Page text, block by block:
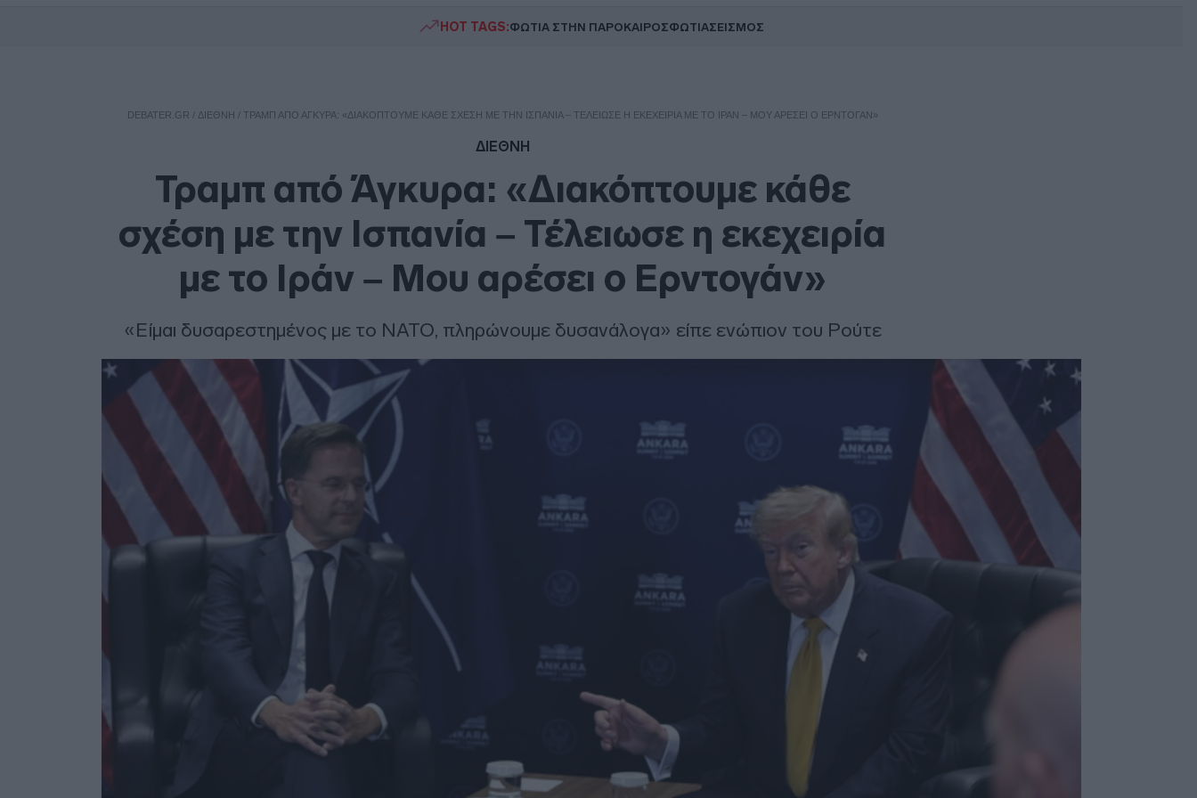
HOT TAGS:ΦΩΤΙΑ ΣΤΗΝ ΠΑΡΟΚΑΙΡΟΣΦΩΤΙΑΣΕΙΣΜΟΣ
DEBATER.GR / ΔΙΕΘΝΗ / ΤΡΑΜΠ ΑΠΌ ΆΓΚΥΡΑ: «ΔΙΑΚΌΠΤΟΥΜΕ ΚΆΘΕ ΣΧΈΣΗ ΜΕ ΤΗΝ ΙΣΠΑΝΊΑ – ΤΈΛΕΙΩΣΕ Η ΕΚΕΧΕΙΡΊΑ ΜΕ ΤΟ ΙΡΆΝ – ΜΟΥ ΑΡΈΣΕΙ Ο ΕΡΝΤΟΓΆΝ»
ΔΙΕΘΝΗ
Τραμπ από Άγκυρα: «Διακόπτουμε κάθε
σχέση με την Ισπανία – Τέλειωσε η εκεχειρία
με το Ιράν – Μου αρέσει ο Ερντογάν»
«Είμαι δυσαρεστημένος με το ΝΑΤΟ, πληρώνουμε δυσανάλογα» είπε ενώπιον του Ρούτε